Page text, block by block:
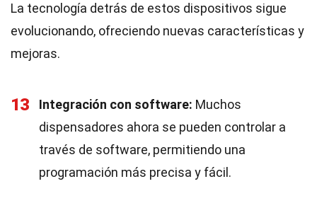
La tecnología detrás de estos dispositivos sigue
evolucionando, ofreciendo nuevas características y
mejoras.
13 Integración con software: Muchos
dispensadores ahora se pueden controlar a
través de software, permitiendo una
programación más precisa y fácil.